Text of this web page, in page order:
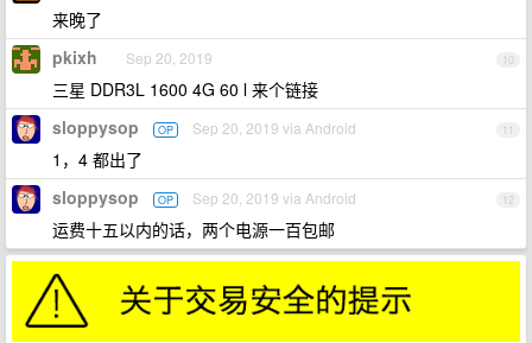
来晚了
10
pkixh Sep 20, 2019
三星 DDR3L 1600 4G 60 l 来个链接
11
sloppysop OP Sep 20, 2019 via Android
1，4 都出了
12
sloppysop OP Sep 20, 2019 via Android
运费十五以内的话，两个电源一百包邮